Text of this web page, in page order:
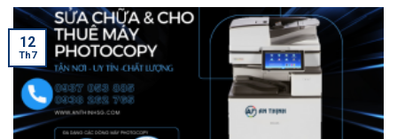
12
Th7